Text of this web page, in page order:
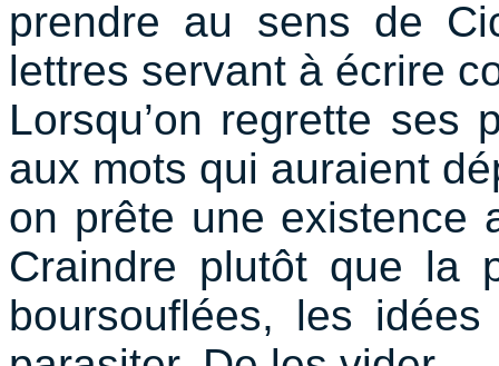
prendre au sens de
lettres servant à écrire
Lorsqu’on regrette
aux mots qui auraient
on prête une existence
Craindre plutôt que la
boursouflées, les